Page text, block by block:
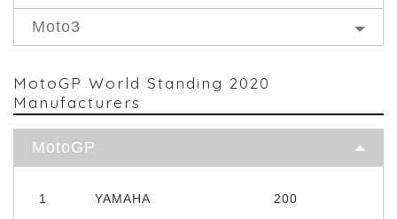
Moto3
MotoGP World Standing 2020
Manufacturers
MotoGP
1 YAMAHA
200